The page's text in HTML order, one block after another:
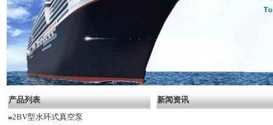
产品列表
2BV型水环式真空泵
新闻资讯